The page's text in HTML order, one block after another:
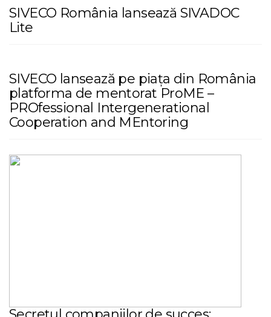
SIVECO România lansează SIVADOC
Lite
SIVECO lansează pe piața din România
platforma de mentorat ProME –
PROfessional Intergenerational
Cooperation and MEntoring